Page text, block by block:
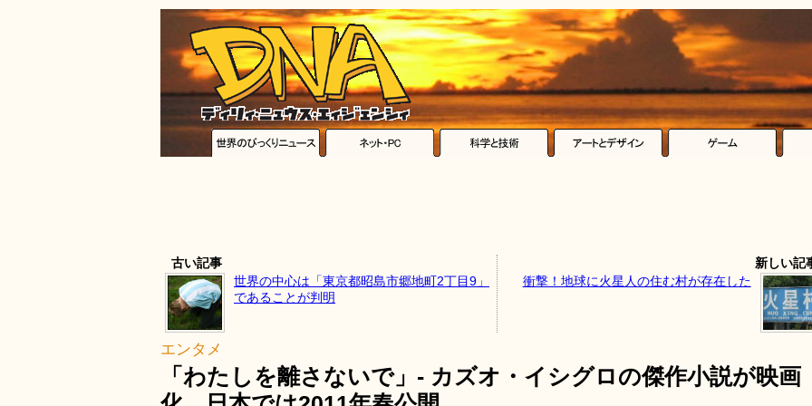
古い記事
世界の中心は「東京都昭島市郷地町2丁目9」
であることが判明
新しい記
衝撃！地球に火星人の住む村が存在した
エンタメ
「わたしを離さないで」- カズオ・イシグロの傑作小説が映画